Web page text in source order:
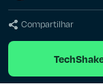
Compartilhar